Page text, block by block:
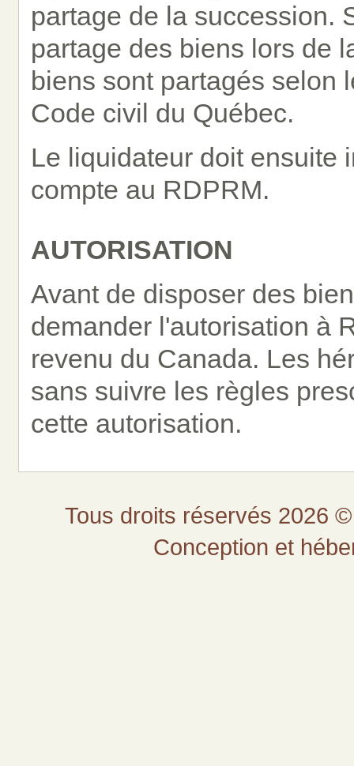
partage de la succession.
partage des biens lors de
biens sont partagés selon
Code civil du Québec.
Le liquidateur doit ensuite
compte au RDPRM.
AUTORISATION
Avant de disposer des
demander l'autorisation à
revenu du Canada. Les
sans suivre les règles
cette autorisation.
Tous droits réservés 2026
Conception et